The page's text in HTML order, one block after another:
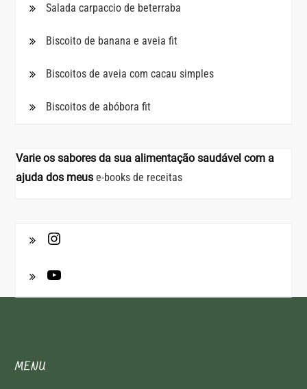
Salada carpaccio de beterraba
Biscoito de banana e aveia fit
Biscoitos de aveia com cacau simples
Biscoitos de abóbora fit
Varie os sabores da sua alimentação saudável com a
ajuda dos meus e-books de receitas
MENU